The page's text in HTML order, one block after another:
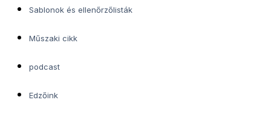
Sablonok és ellenőrzőlisták
Műszaki cikk
podcast
Edzőink